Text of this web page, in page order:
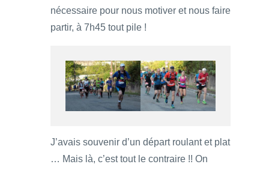
nécessaire pour nous motiver et nous faire
partir, à 7h45 tout pile !
J’avais souvenir d’un départ roulant et plat
… Mais là, c’est tout le contraire !! On